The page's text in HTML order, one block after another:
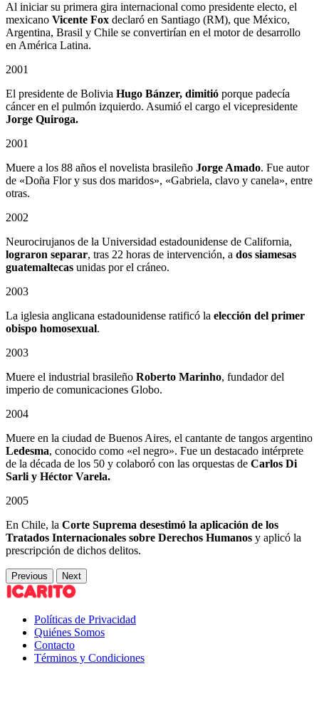
Al iniciar su primera gira internacional como presidente electo, el
mexicano Vicente Fox declaró en Santiago (RM), que México,
Argentina, Brasil y Chile se convertirían en el motor de desarrollo
en América Latina.
2001
El presidente de Bolivia Hugo Bánzer, dimitió porque padecía
cáncer en el pulmón izquierdo. Asumió el cargo el vicepresidente
Jorge Quiroga.
2001
Muere a los 88 años el novelista brasileño Jorge Amado. Fue autor
de «Doña Flor y sus dos maridos», «Gabriela, clavo y canela», entre
otras.
2002
Neurocirujanos de la Universidad estadounidense de California,
lograron separar, tras 22 horas de intervención, a dos siamesas
guatemaltecas unidas por el cráneo.
2003
La iglesia anglicana estadounidense ratificó la elección del primer
obispo homosexual.
2003
Muere el industrial brasileño Roberto Marinho, fundador del
imperio de comunicaciones Globo.
2004
Muere en la ciudad de Buenos Aires, el cantante de tangos argentino
Ledesma, conocido como «el negro». Fue un destacado intérprete
de la década de los 50 y colaboró con las orquestas de Carlos Di
Sarli y Héctor Varela.
2005
En Chile, la Corte Suprema desestimó la aplicación de los
Tratados Internacionales sobre Derechos Humanos y aplicó la
prescripción de dichos delitos.
Previous Next
Políticas de Privacidad
Quiénes Somos
Contacto
Términos y Condiciones